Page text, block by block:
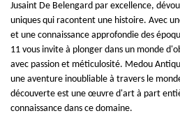
Jusaint De Belengard par excellence,
uniques qui racontent une histoire. Avec
et une connaissance approfondie des
11 vous invite à plonger dans un monde
avec passion et méticulosité. Medou
une aventure inoubliable à travers le
découverte est une œuvre d'art à part
connaissance dans ce domaine.